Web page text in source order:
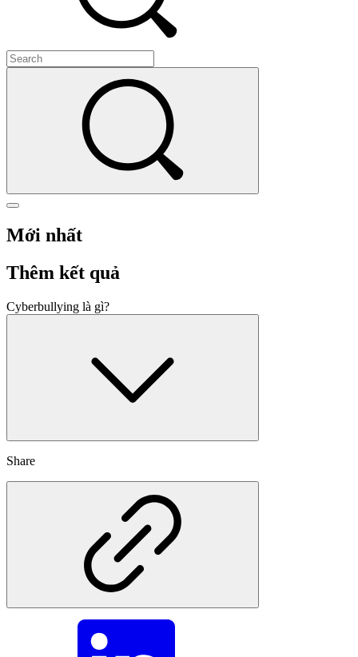
Mới nhất
Thêm kết quả
Cyberbullying là gì?
Share